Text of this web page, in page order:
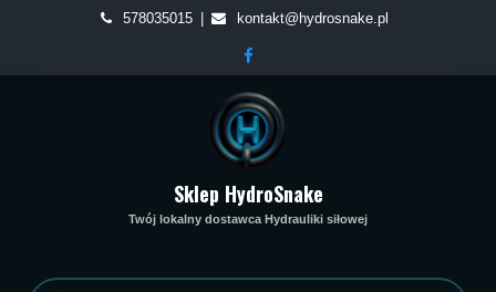
content
578035015 kontakt@hydrosnake.pl
Sklep HydroSnake
Twój lokalny dostawca Hydrauliki siłowej
Wyszukiwarka